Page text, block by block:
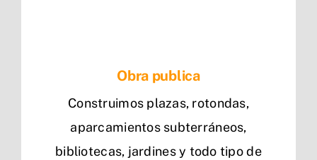
Obra publica
Construimos plazas, rotondas,
aparcamientos subterráneos,
bibliotecas, jardines y todo tipo de